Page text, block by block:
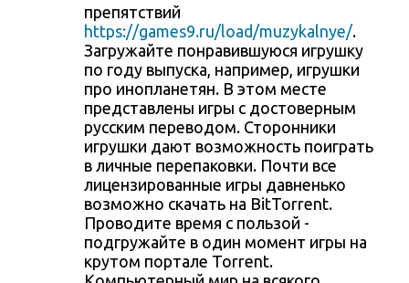
препятствий
https://games9.ru/load/muzykalnye/.
Загружайте понравившуюся игрушку
по году выпуска, например, игрушки
про инопланетян. В этом месте
представлены игры с достоверным
русским переводом. Сторонники
игрушки дают возможность поиграть
в личные перепаковки. Почти все
лицензированные игры давненько
возможно скачать на BitTorrent.
Проводите время с пользой -
подгружайте в один момент игры на
крутом портале Torrent.